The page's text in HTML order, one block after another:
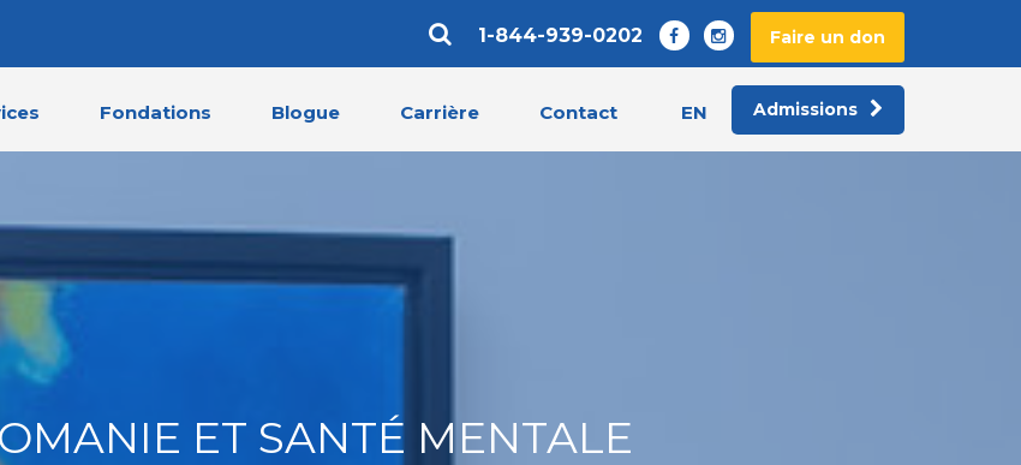
1-844-939-0202 Faire un don
Fondations Blogue Carrière Contact EN Admissions
ET SANTÉ MENTALE